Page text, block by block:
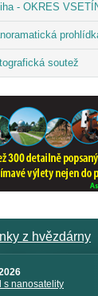
- OKRES
soutež
z hvězdárny
s nanosatelity